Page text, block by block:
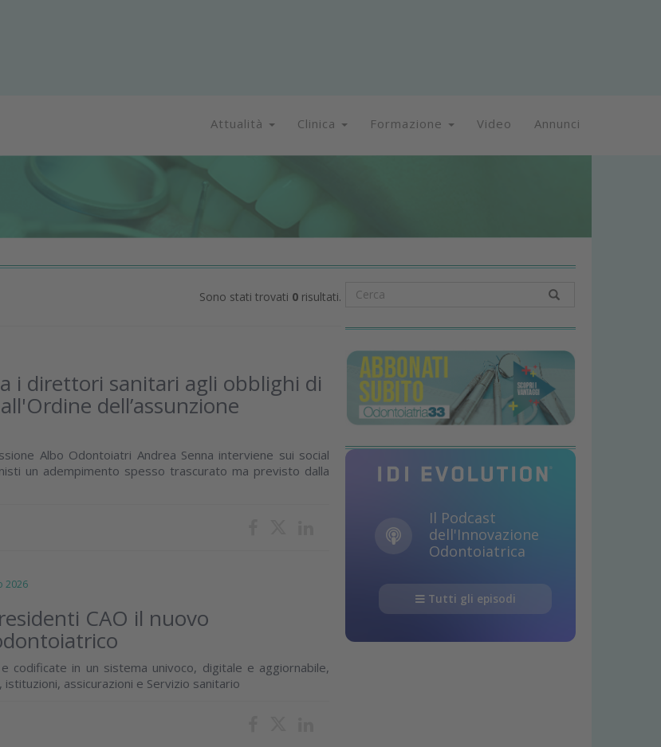
Attualità Clinica Formazione Video Annunci
Sono stati trovati 0 risultati.
i direttori sanitari agli obblighi di
dell’assunzione
Albo Odontoiatri Andrea Senna interviene sui social
un adempimento spesso trascurato ma previsto dalla
2026
CAO il nuovo
codificate in un sistema univoco, digitale e aggiornabile,
assicurazioni e Servizio sanitario
Il Podcast
dell'Innovazione
Odontoiatrica
Tutti gli episodi